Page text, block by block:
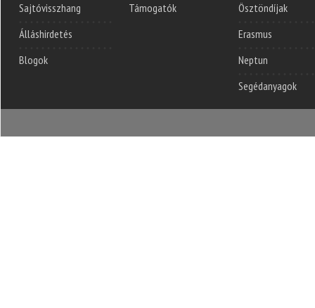
Sajtóvisszhang
Álláshirdetés
Blogok
Támogatók
Ösztöndíjak
Erasmus
Neptun
Segédanyagok